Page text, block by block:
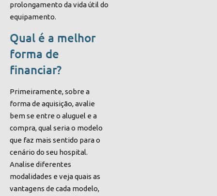
prolongamento da vida útil do
equipamento.
Qual é a melhor
forma de
financiar?
Primeiramente, sobre a
forma de aquisição, avalie
bem se entre o aluguel e a
compra, qual seria o modelo
que faz mais sentido para o
cenário do seu hospital.
Analise diferentes
modalidades e veja quais as
vantagens de cada modelo,